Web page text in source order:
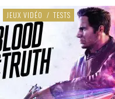
JEUX VIDÉO / TESTS